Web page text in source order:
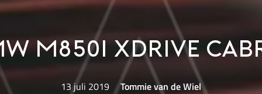
M850i xDrive
13 juli 2019 Tommie van de Wiel